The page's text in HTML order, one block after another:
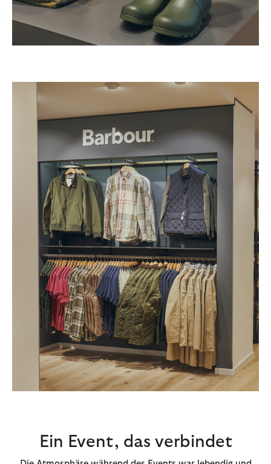
Ein Event, das verbindet